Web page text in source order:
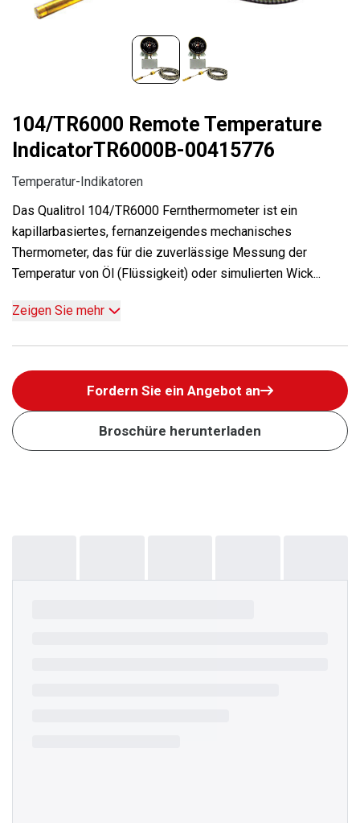
104/TR6000 Remote Temperature
IndicatorTR6000B-00415776
Temperatur-Indikatoren
Das Qualitrol 104/TR6000 Fernthermometer ist ein
kapillarbasiertes, fernanzeigendes mechanisches
Thermometer, das für die zuverlässige Messung der
Temperatur von Öl (Flüssigkeit) oder simulierten Wick...
Zeigen Sie mehr
Fordern Sie ein Angebot an
Broschüre herunterladen